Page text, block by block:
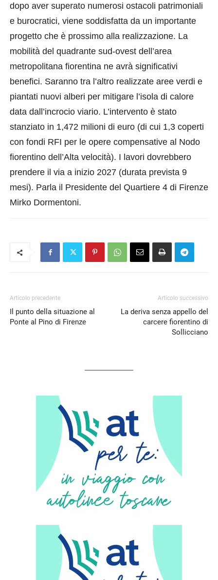
dopo aver superato numerosi ostacoli patrimoniali
e burocratici, viene soddisfatta da un importante
progetto che è prossimo alla realizzazione. La
mobilità del quadrante sud-ovest dell’area
metropolitana fiorentina ne avrà significativi
benefici. Saranno tra l’altro realizzate aree verdi e
piantati nuovi alberi per mitigare l’isola di calore
data dall’incrocio viario. L’intervento è stato
stanziato in 1,472 milioni di euro (di cui 1,3 coperti
con fondi RFI per le opere compensative al Nodo
fiorentino dell’Alta velocità). I lavori dovrebbero
prendere il via a inizio 2027 (durata prevista 9
mesi). Parla il Presidente del Quartiere 4 di Firenze
Mirko Dormentoni.
Articolo precedente
Il punto della situazione al
Ponte al Pino di Firenze
Articolo successivo
La deriva senza appello del
carcere fiorentino di
Sollicciano